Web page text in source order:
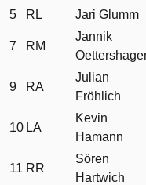
5
RL Jari Glumm
7 RM
Jannik
9 RA
Julian
Fröhlich
10 LA
Kevin
Hamann
11 RR
Sören
Hartwich